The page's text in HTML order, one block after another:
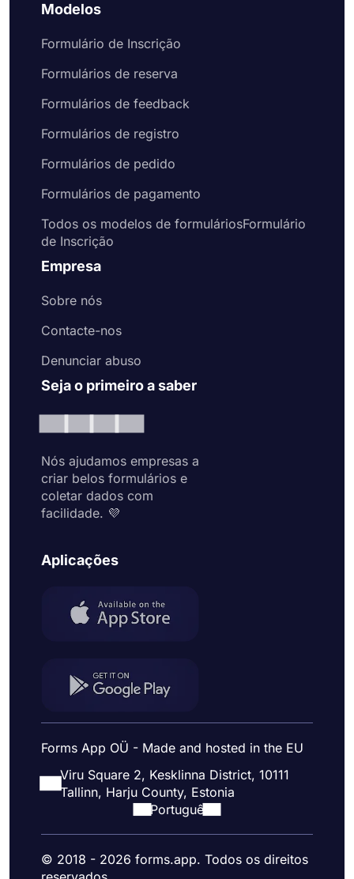
Modelos
Formulário de Inscrição
Formulários de reserva
Formulários de feedback
Formulários de registro
Formulários de pedido
Formulários de pagamento
Todos os modelos de formuláriosFormulário
de Inscrição
Empresa
Sobre nós
Contacte-nos
Denunciar abuso
Seja o primeiro a saber
Nós ajudamos empresas a
criar belos formulários e
coletar dados com
facilidade. 💜
Aplicações
Forms App OÜ - Made and hosted in the EU
Viru Square 2, Kesklinna District, 10111
Tallinn, Harju County, Estonia
Portuguê
© 2018 - 2026 forms.app. Todos os direitos